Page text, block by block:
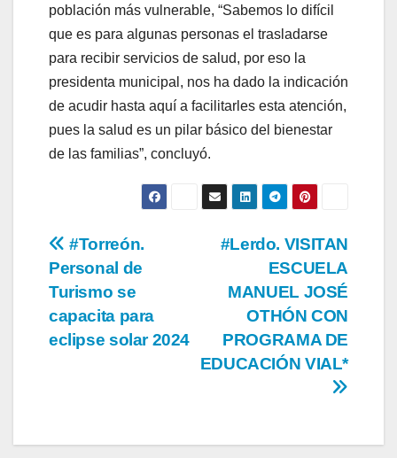
población más vulnerable, “Sabemos lo difícil
que es para algunas personas el trasladarse
para recibir servicios de salud, por eso la
presidenta municipal, nos ha dado la indicación
de acudir hasta aquí a facilitarles esta atención,
pues la salud es un pilar básico del bienestar
de las familias”, concluyó.
Navegación
de
entradas
#Lerdo. VISITAN
ESCUELA
MANUEL JOSÉ
OTHÓN CON
PROGRAMA DE
EDUCACIÓN VIAL*
#Torreón.
Personal de
Turismo se
capacita para
eclipse solar 2024